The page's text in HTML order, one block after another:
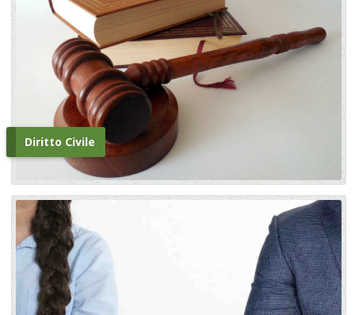
Diritto Civile